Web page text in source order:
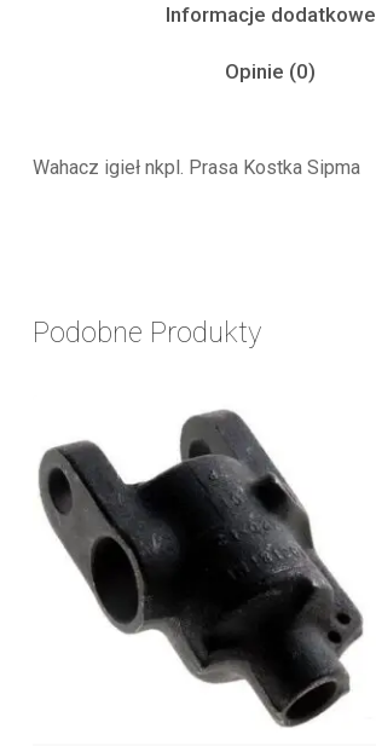
Informacje dodatkowe
Opinie (0)
Wahacz igieł nkpl. Prasa Kostka Sipma
Podobne Produkty